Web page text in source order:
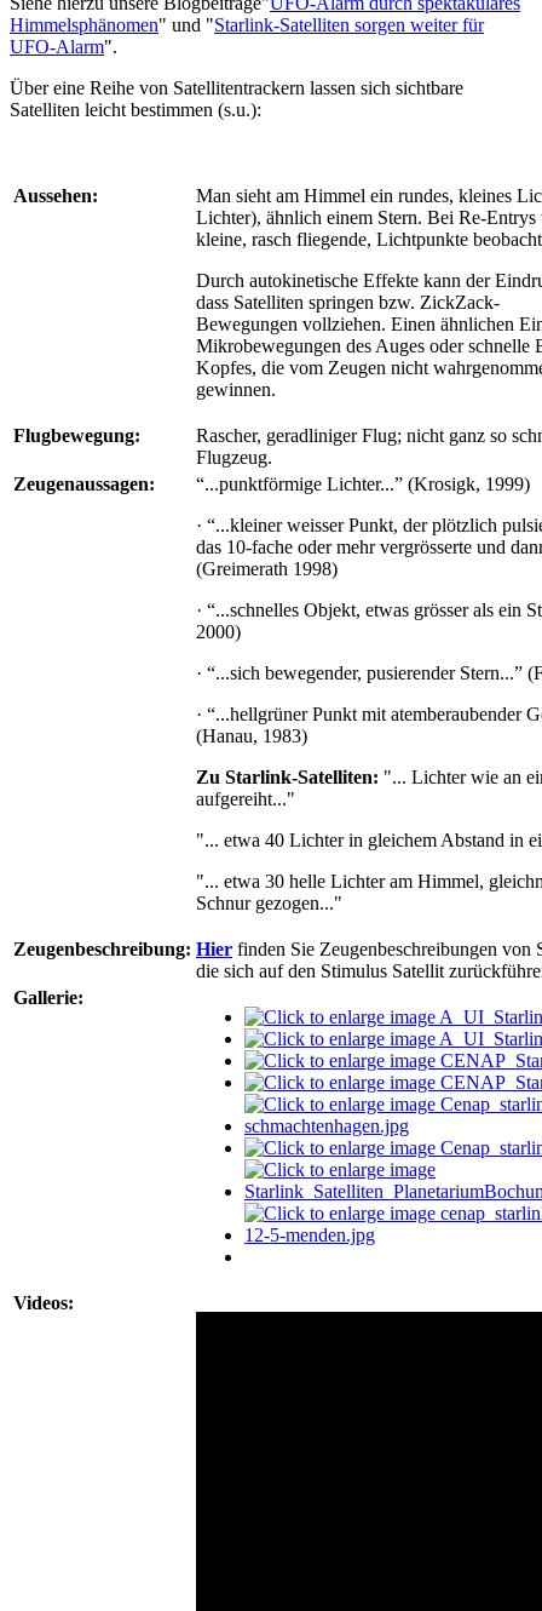
Himmelsphänomen" und "Starlink-Satelliten sorgen weiter für
UFO-Alarm".
Über eine Reihe von Satellitentrackern lassen sich sichtbare
Satelliten leicht bestimmen (s.u.):
Aussehen:
Man sieht am Himmel ein rundes, kleines
Lichter), ähnlich einem Stern. Bei Re-Entrys
kleine, rasch fliegende, Lichtpunkte
Durch autokinetische Effekte kann der
dass Satelliten springen bzw. ZickZack-
Bewegungen vollziehen. Einen ähnlichen
Mikrobewegungen des Auges oder schnelle
Kopfes, die vom Zeugen nicht
gewinnen.
Flugbewegung:
Rascher, geradliniger Flug; nicht ganz so
Flugzeug.
Zeugenaussagen:
“...punktförmige Lichter...” (Krosigk, 1999)
· “...kleiner weisser Punkt, der plötzlich
das 10-fache oder mehr vergrösserte und
(Greimerath 1998)
· “...schnelles Objekt, etwas grösser als ein
2000)
· “...sich bewegender, pusierender Stern...”
· “...hellgrüner Punkt mit atemberaubender
(Hanau, 1983)
Zu Starlink-Satelliten: "... Lichter wie an
aufgereiht..."
"... etwa 40 Lichter in gleichem Abstand in
"... etwa 30 helle Lichter am Himmel,
Schnur gezogen..."
Zeugenbeschreibung: Hier finden Sie Zeugenbeschreibungen von
die sich auf den Stimulus Satellit
Gallerie:
Videos: